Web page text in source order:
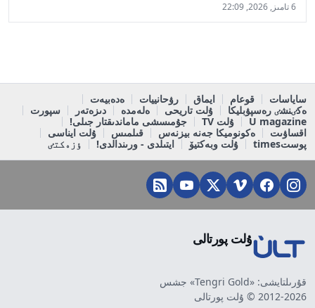
6 تامىز, 2026, 22:09
ساياسات قوعام ايماق رۋحانييات
ەدەبيەت
ەكٸنشٸ رەسپۋبليكا
ۇلت تاريحى ەلەمدە دىزەتەر
سپورت
U magazine
ۇلت TV
جۇمىسشى ماماندىقتار جىلى!
اقساۋىت
ەكونوميكا جەنە بيزنەس قىلمىس
ۇلت ايناسى
پوستtimes
ۇلت وبەكتيۆ ايتىلدى - ورىندالدى! ٶزەكتٸ
ۇلت پورتالى
قۇرىلتايشى: «Tengri Gold» جشس
2012-2026 © ۇلت پورتالى